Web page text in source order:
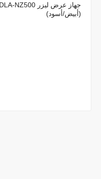
(أبيض/أسود)